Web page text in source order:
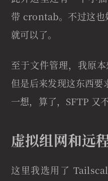
带 crontab。不过这也
就可以了。
至于文件管理，我原
但是后来发现这东西要
一想，算了，SFTP 又
虚拟组网和远
这里我选用了